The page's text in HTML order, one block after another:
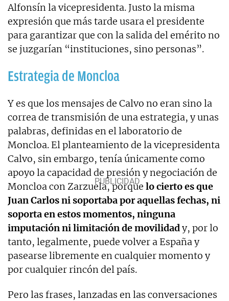
Alfonsín la vicepresidenta. Justo la misma
expresión que más tarde usara el presidente
para garantizar que con la salida del emérito no
se juzgarían “instituciones, sino personas”.
Estrategia de Moncloa
Y es que los mensajes de Calvo no eran sino la
correa de transmisión de una estrategia, y unas
palabras, definidas en el laboratorio de
Moncloa. El planteamiento de la vicepresidenta
Calvo, sin embargo, tenía únicamente como
apoyo la capacidad de presión y negociación de
Moncloa con Zarzuela, porque lo cierto es que
Juan Carlos ni soportaba por aquellas fechas, ni
soporta en estos momentos, ninguna
imputación ni limitación de movilidady, por lo
tanto, legalmente, puede volver a España y
pasearse libremente en cualquier momento y
por cualquier rincón del país.
Pero las frases, lanzadas en las conversaciones